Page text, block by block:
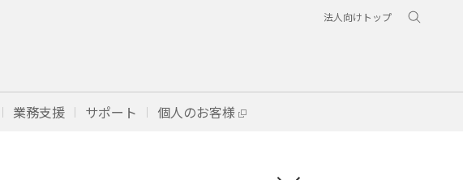
法人向けトップ
業務支援 サポート 個人のお客様